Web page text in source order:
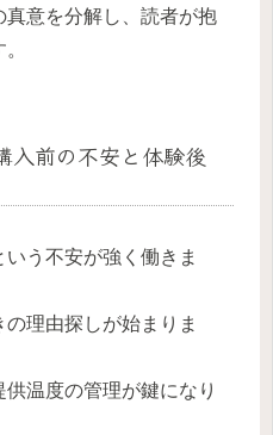
真意を分解し、読者が抱
入前の不安と体験後
う不安が強く働きま
理由探しが始まりま
温度の管理が鍵になり